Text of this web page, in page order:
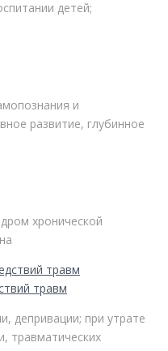
детей;
и
развитие, глубинное
хронической
травм
депривации; при утрате
травматических